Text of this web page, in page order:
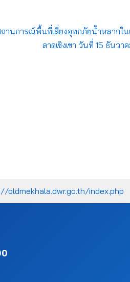
ถานการณ์พื้นที่เสี่ยงอุทกภัยน้ำหลากใ
ลาดเชิงเขา วันที่ 15 ธันวา
oldmekhala.dwr.go.th/index.php